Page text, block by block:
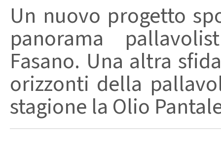
Un nuovo progetto
panorama
Fasano. Una altra
orizzonti della
stagione la Olio